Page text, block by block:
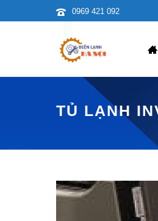
0969 421 092
TỦ LẠNH